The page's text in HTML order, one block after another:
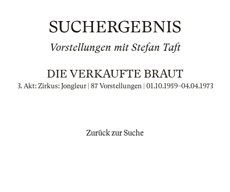
SUCHERGEBNIS
Vorstellungen mit Stefan Taft
DIE VERKAUFTE BRAUT
3. Akt: Zirkus: Jongleur | 87 Vorstellungen | 01.10.1959–04.04.1973
Zurück zur Suche